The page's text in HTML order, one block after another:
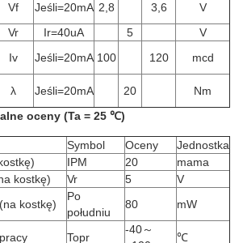
Vf Jeśli=20mA 2,8 3,6
V
Vr Ir=40uA 5
V
Iv Jeśli=20mA 100 120
mcd
λ Jeśli=20mA 20
Nm
oceny (Ta = 25 ℃)
Symbol Oceny
Jednostka
IPM 20
mama
kostkę)
Vr 5
V
kostkę)
Po
południu
80 mW
Topr
-40～
℃